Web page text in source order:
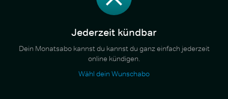
Jederzeit kündbar
Dein Monatsabo kannst du kannst du ganz einfach jederzeit
online kündigen.
Wähl dein Wunschabo